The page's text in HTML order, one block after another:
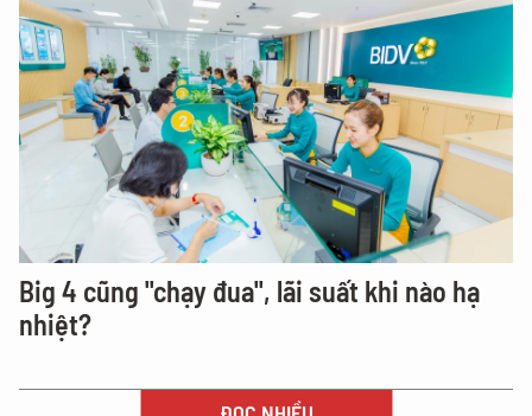
Big 4 cũng "chạy đua", lãi suất khi nào hạ
nhiệt?